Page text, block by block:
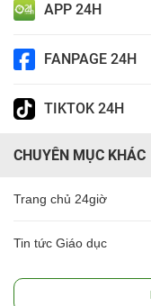
APP 24H
FANPAGE 24H
TIKTOK 24H
CHUYÊN MỤC KHÁC
Trang chủ 24giờ
Tin tức Giáo dục